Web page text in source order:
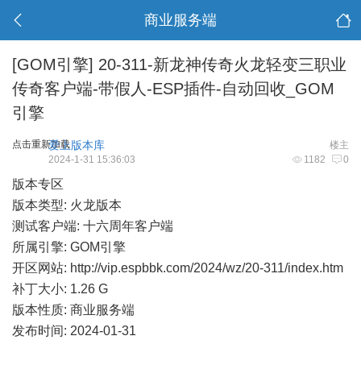
商业服务端
[GOM引擎] 20-311-新龙神传奇火龙轻变三职业
传奇客户端-带假人-ESP插件-自动回收_GOM
引擎
点击重新加载 楼主
爱上版本库
1182 0
2024-1-31 15:36:03
版本专区
版本类型: 火龙版本
测试客户端: 十六周年客户端
所属引擎: GOM引擎
开区网站: http://vip.espbbk.com/2024/wz/20-311/index.htm
补丁大小: 1.26 G
版本性质: 商业服务端
发布时间: 2024-01-31